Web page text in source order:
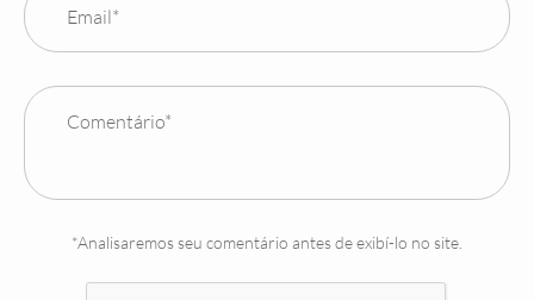
Email*
Comentário*
*Analisaremos seu comentário antes de exibí-lo no site.